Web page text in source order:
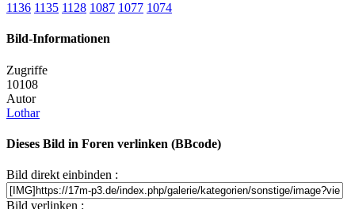
1136 1135 1128 1087 1077 1074
Bild-Informationen
Zugriffe
10108
Autor
Lothar
Dieses Bild in Foren verlinken (BBcode)
Bild direkt einbinden :
Bild verlinken :